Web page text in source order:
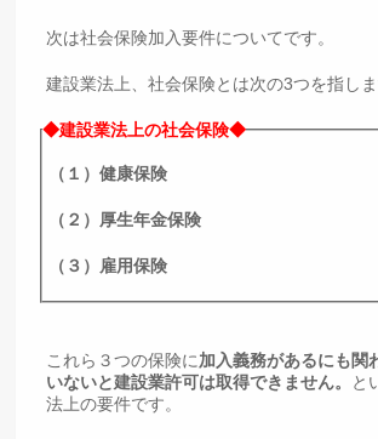
次は社会保険加入要件についてです。
建設業法上、社会保険とは次の3つを指しま
◆建設業法上の社会保険◆
（１）健康保険
（２）厚生年金保険
（３）雇用保険
これら３つの保険に加入義務があるにも関
いないと建設業許可は取得できません。 と
法上の要件です。